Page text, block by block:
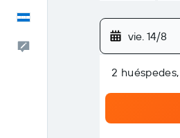
Comentarios
vie. 14/8
2 huéspedes,